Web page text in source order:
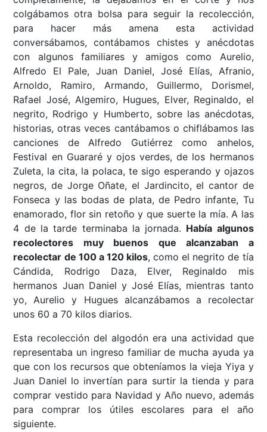
colgábamos otra bolsa para seguir la recolección,
para hacer más amena esta actividad
conversábamos, contábamos chistes y anécdotas
con algunos familiares y amigos como Aurelio,
Alfredo El Pale, Juan Daniel, José Elías, Afranio,
Arnoldo, Ramiro, Armando, Guillermo, Dorismel,
Rafael José, Algemiro, Hugues, Elver, Reginaldo, el
negrito, Rodrigo y Humberto, sobre las anécdotas,
historias, otras veces cantábamos o chiflábamos las
canciones de Alfredo Gutiérrez como anhelos,
Festival en Guararé y ojos verdes, de los hermanos
Zuleta, la cita, la polaca, te sigo esperando y ojazos
negros, de Jorge Oñate, el Jardincito, el cantor de
Fonseca y las bodas de plata, de Pedro infante, Tu
enamorado, flor sin retoño y que suerte la mía. A las
4 de la tarde terminaba la jornada. Había algunos
recolectores muy buenos que alcanzaban a
recolectar de 100 a 120 kilos, como el negrito de tía
Cándida, Rodrigo Daza, Elver, Reginaldo mis
hermanos Juan Daniel y José Elías, mientras tanto
yo, Aurelio y Hugues alcanzábamos a recolectar
unos 60 a 70 kilos diarios.
Esta recolección del algodón era una actividad que
representaba un ingreso familiar de mucha ayuda ya
que con los recursos que obteníamos la vieja Yiya y
Juan Daniel lo invertían para surtir la tienda y para
comprar vestido para Navidad y Año nuevo, además
para comprar los útiles escolares para el año
siguiente.